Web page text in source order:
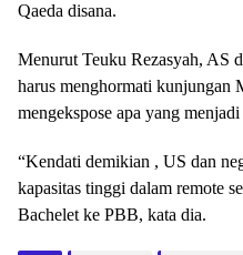
Qaeda disana.
Menurut Teuku Rezasyah, AS
harus menghormati kunjungan
mengekspose apa yang
“Kendati demikian , US dan
kapasitas tinggi dalam remote
Bachelet ke PBB, kata dia.